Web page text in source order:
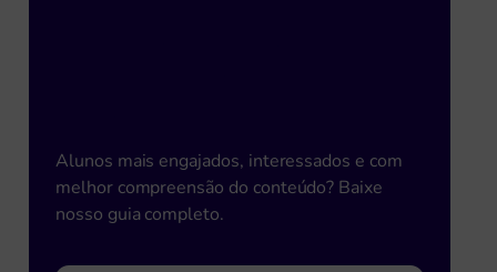
Alunos mais engajados, interessados e com
melhor compreensão do conteúdo? Baixe
nosso guia completo.